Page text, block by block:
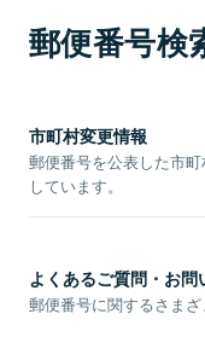
郵便番号検
市町村変更情報
郵便番号を公表した市
しています。
よくあるご質問・お問
郵便番号に関するさまざ